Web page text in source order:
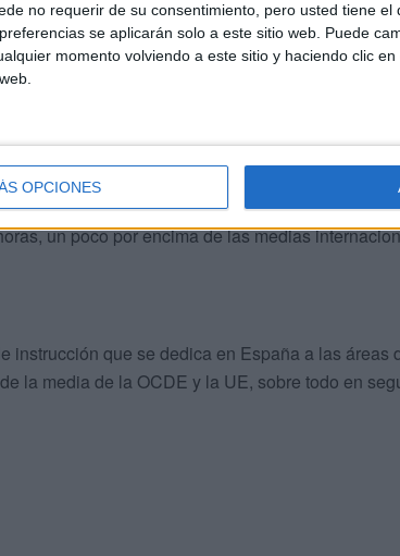
no requerir de su consentimiento, pero usted tiene el
se aplicarán solo a este sitio web. Puede
momento volviendo a este sitio y haciendo clic
OPCIONES
de primaria y la primera etapa de educación
la duración de estas etapas (entre 7 y 11 años),
Suecia y Grecia; por encima de las 8.500 horas
está en el grupo de países con un tiempo de
un poco por encima de las medias
instrucción que se dedica en España a las áreas
la media de la OCDE y la UE, sobre todo en